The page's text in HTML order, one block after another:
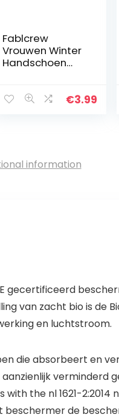
Fablcrew
Vrouwen Winter
Handschoen
Vinger
€3.99
information
gecertificeerd
van zacht bio is de
en luchtstroom.
die absorbeert en
verminderd
the nl 1621-2:2014
beschermer de